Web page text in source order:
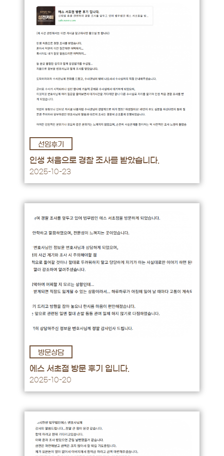
선임후기
인생 처음으로 경찰 조사를 받았습니다.
2025-10-23
방문상담
에스 서초점 방문 후기 입니다.
2025-10-20